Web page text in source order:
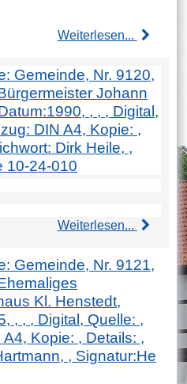
Weiterlesen...
Gemeinde, Nr. 9120,
Johann
, , , Digital,
DIN A4, Kopie: ,
Dirk Heile, ,
10-24-010
Weiterlesen...
Gemeinde, Nr. 9121,
Kl. Henstedt,
, , , Digital, Quelle: ,
Kopie: , Details: ,
, Signatur:He